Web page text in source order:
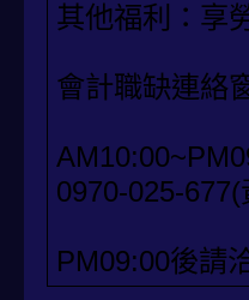
其他福利：享
會計職缺連絡
0970-025-
PM09:00後請